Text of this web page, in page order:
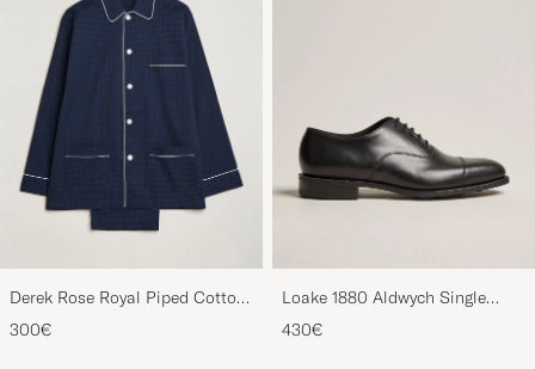
Derek Rose Royal Piped Cotton
Pyjama Set Navy
300€
Loake 1880 Aldwych Single
Oxford Black Calf
430€